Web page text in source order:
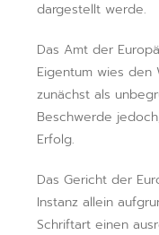
dargestellt werde.
Das Amt der
Eigentum wies den
zunächst als
Beschwerde
Erfolg.
Das Gericht der
Instanz allein
Schriftart einen